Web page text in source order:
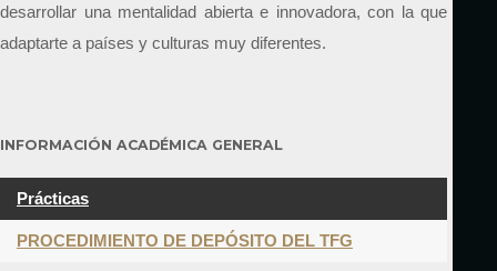
desarrollar una mentalidad abierta e innovadora, con la que
adaptarte a países y culturas muy diferentes.
INFORMACIÓN ACADÉMICA GENERAL
Prácticas
PROCEDIMIENTO DE DEPÓSITO DEL TFG